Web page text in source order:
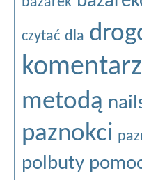
czytać dla
metodą
paznokci
polbuty